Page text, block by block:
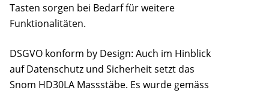
Tasten sorgen bei Bedarf für weitere
Funktionalitäten.
DSGVO konform by Design: Auch im Hinblick
auf Datenschutz und Sicherheit setzt das
Snom HD30LA Massstäbe. Es wurde gemäss